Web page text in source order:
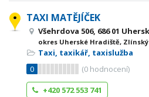
TAXI MATĚJÍČEK
Všehrdova 506, 686 01
okres Uherské Hradiště,
Taxi, taxikář, taxislužba
0
(0 hodnocení)
+420 572 553 741